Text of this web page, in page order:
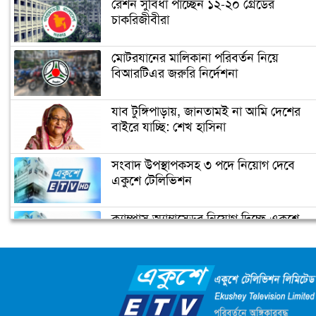
নারায়ণগঞ্জ পাসপোর্ট অফিসে ভাঙচুর,
কানাডা প্রবাসী আটক
করলো সন্ত্রাসীরা
ডিসির বাসভবনে পুলিশ কনস্টেবলের
আত্মহত্যা
উপজেলা ছাত্রলীগের নতুন কমিটি
আনন্দ মিছিল
রেশন সুবিধা পাচ্ছেন ১২-২০ গ্রেডের
চাকরিজীবীরা
মোটরযানের মালিকানা পরিবর্তন নিয়ে
বিআরটিএর জরুরি নির্দেশনা
যাব টুঙ্গিপাড়ায়, জানতামই না আমি দেশের
বাইরে যাচ্ছি: শেখ হাসিনা
সংবাদ উপস্থাপকসহ ৩ পদে নিয়োগ দেবে
একুশে টেলিভিশন
ক্যাম্পাস অ্যাম্বাসেডর নিয়োগ দিচ্ছে একুশে
জাতিসংঘের পরবর্তী মহাসচিব পদে
আলোচনায় ড. ইউনূস